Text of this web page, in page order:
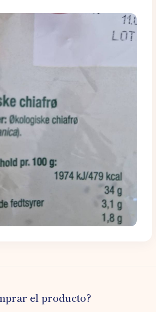
el producto?